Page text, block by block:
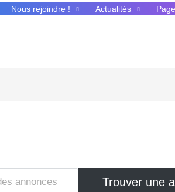
Nous rejoindre ! Actualités